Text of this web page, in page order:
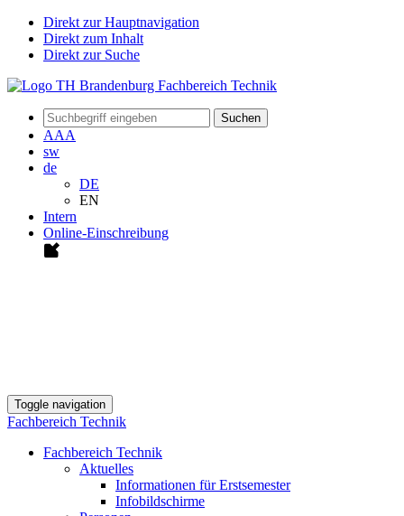
Direkt zur Hauptnavigation
Direkt zum Inhalt
Direkt zur Suche
Suchen
AAA
sw
de
DE
EN
Intern
Online-Einschreibung
Toggle navigation
Fachbereich Technik
Fachbereich Technik
Aktuelles
Informationen für Erstsemester
Infobildschirme